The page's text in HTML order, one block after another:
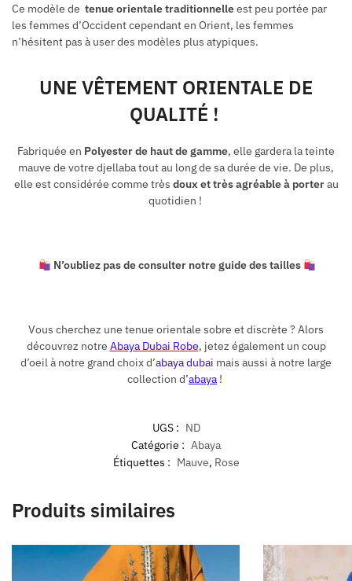
Ce modèle de tenue orientale traditionnelleest peu portée par
les femmes d’Occident cependant en Orient, les femmes
n’hésitent pas à user des modèles plus atypiques.
UNE VÊTEMENT ORIENTALE DE
QUALITÉ !
Fabriquée en Polyester de haut de gamme, elle gardera la teinte
mauve de votre djellaba tout au long de sa durée de vie. De plus,
elle est considérée comme très doux et très agréable à porterau
quotidien !
N’oubliez pas de consulter notre guide des tailles
Vous cherchez une tenue orientale sobre et discrète ? Alors
découvrez notre Abaya Dubai Robe, jetez également un coup
d’oeil à notre grand choix d’abayadubai mais aussi à notre large
collection d’abaya !
UGS : ND
Catégorie : Abaya
Étiquettes : Mauve, Rose
Produits similaires